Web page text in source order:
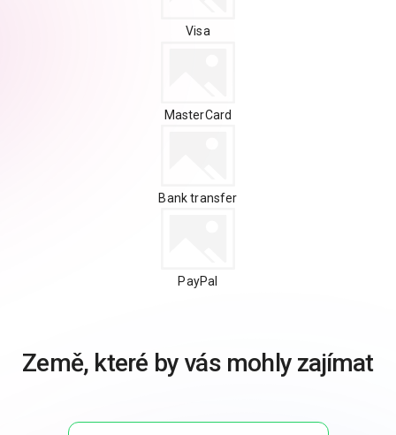
Visa
MasterCard
Bank transfer
PayPal
Země, které by vás mohly zajímat